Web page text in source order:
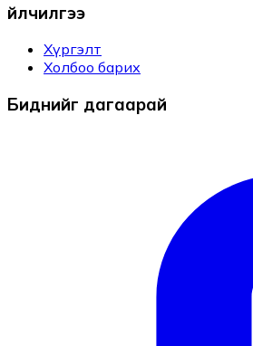
Үйлчилгээ
Хүргэлт
Холбоо барих
Биднийг дагаарай